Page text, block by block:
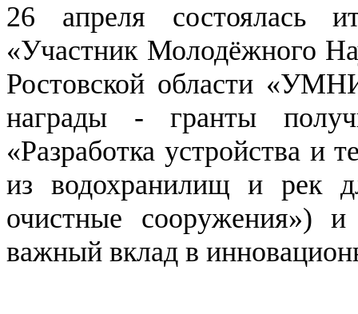
26 апреля состоялась
«Участник Молодёжного
Ростовской области
награды - гранты
«Разработка устройства и
из водохранилищ и рек
очистные сооружения»)
важный вклад в